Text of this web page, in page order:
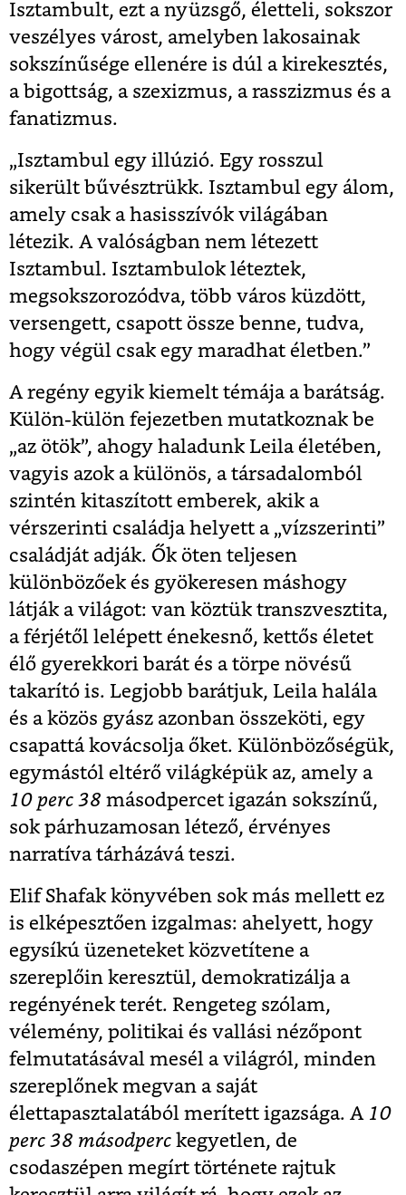
Isztambult, ezt a nyüzsgő, életteli, sokszor
veszélyes várost, amelyben lakosainak
sokszínűsége ellenére is dúl a kirekesztés,
a bigottság, a szexizmus, a rasszizmus és a
fanatizmus.
„Isztambul egy illúzió. Egy rosszul
sikerült bűvésztrükk. Isztambul egy álom,
amely csak a hasisszívók világában
létezik. A valóságban nem létezett
Isztambul. Isztambulok léteztek,
megsokszorozódva, több város küzdött,
versengett, csapott össze benne, tudva,
hogy végül csak egy maradhat életben.”
A regény egyik kiemelt témája a barátság.
Külön-külön fejezetben mutatkoznak be
„az ötök”, ahogy haladunk Leila életében,
vagyis azok a különös, a társadalomból
szintén kitaszított emberek, akik a
vérszerinti családja helyett a „vízszerinti”
családját adják. Ők öten teljesen
különbözőek és gyökeresen máshogy
látják a világot: van köztük transzvesztita,
a férjétől lelépett énekesnő, kettős életet
élő gyerekkori barát és a törpe növésű
takarító is. Legjobb barátjuk, Leila halála
és a közös gyász azonban összeköti, egy
csapattá kovácsolja őket. Különbözőségük,
egymástól eltérő világképük az, amely a
10 perc 38 másodpercet igazán sokszínű,
sok párhuzamosan létező, érvényes
narratíva tárházává teszi.
Elif Shafak könyvében sok más mellett ez
is elképesztően izgalmas: ahelyett, hogy
egysíkú üzeneteket közvetítene a
szereplőin keresztül, demokratizálja a
regényének terét. Rengeteg szólam,
vélemény, politikai és vallási nézőpont
felmutatásával mesél a világról, minden
szereplőnek megvan a saját
élettapasztalatából merített igazsága. A 10
perc 38 másodperc kegyetlen, de
csodaszépen megírt története rajtuk